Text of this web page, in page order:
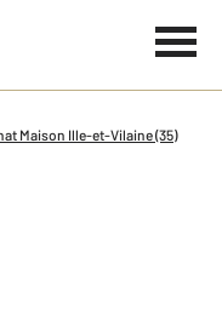
Maison Ille-et-Vilaine (35)